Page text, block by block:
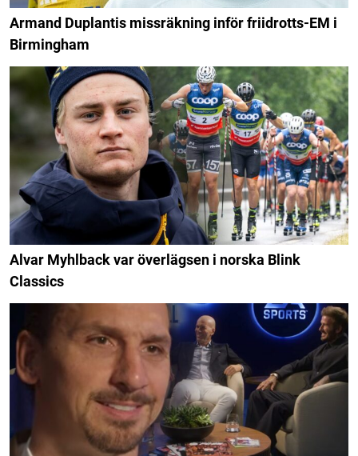
Armand Duplantis missräkning inför friidrotts-EM i
Birmingham
Alvar Myhlback var överlägsen i norska Blink
Classics